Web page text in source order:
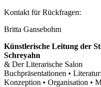
Kontakt für Rückfragen:
Britta Gansebohm
Künstlerische Leitung der
Schreyahn
& Der Literarische Salon
Buchpräsentationen •
Konzeption • Organisation •